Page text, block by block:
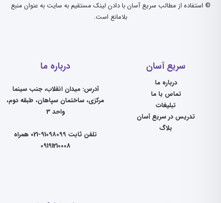
© استفاده از مطالب سریع آسان با دادن لینک مستقیم به سایت به عنوان منبع
بلامانع است.
سریع آسان
درباره ما
تماس با ما
تبلیغات
تدریس در سریع آسان
بلاگ
درباره ما
آدرس: میدان انقلاب، جنب سینما
مرکزی، ساختمان سپاهان، طبقه دوم،
واحد 3
تلفن ثابت 91098099-021 همراه
09191210008